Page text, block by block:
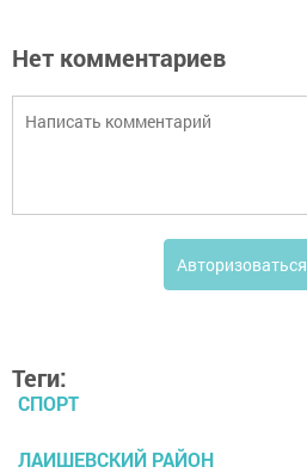
Нет комментариев
Авторизоваться
Теги:
СПОРТ
ЛАИШЕВСКИЙ РАЙОН